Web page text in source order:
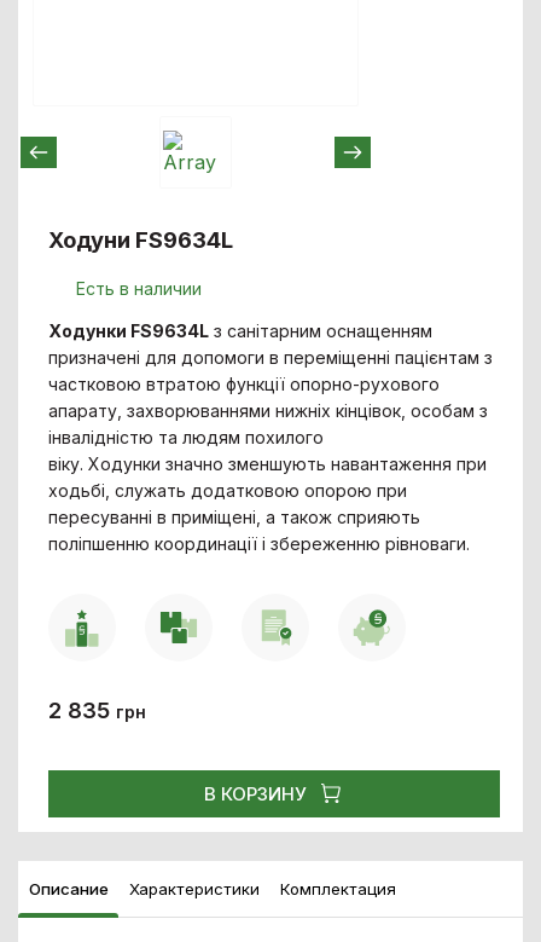
Ходуни FS9634L
Есть в наличии
Ходунки FS9634L з санітарним оснащенням
призначені для допомоги в переміщенні пацієнтам з
частковою втратою функції опорно-рухового
апарату, захворюваннями нижніх кінцівок, особам з
інвалідністю та людям похилого
віку. Ходунки значно зменшують навантаження при
ходьбі, служать додатковою опорою при
пересуванні в приміщені, а також сприяють
поліпшенню координації і збереженню рівноваги.
2 835 грн
В КОРЗИНУ
Описание Характеристики Комплектация